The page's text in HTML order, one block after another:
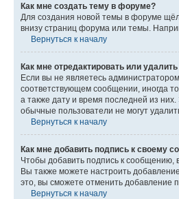
Как мне создать тему в форуме?
Для создания новой темы в форуме
внизу страниц форума или темы.
Вернуться к началу
Как мне отредактировать или
Если вы не являетесь
соответствующем сообщении, иногда
а также дату и время последней из
обычные пользователи не могут
Вернуться к началу
Как мне добавить подпись к своему
Чтобы добавить подпись к сообщению,
Вы также можете настроить
это, вы сможете отменить добавление
Вернуться к началу